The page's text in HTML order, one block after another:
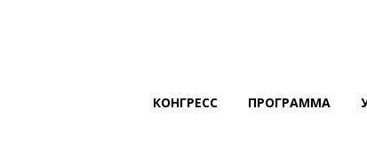
КОНГРЕСС ПРОГРАММА